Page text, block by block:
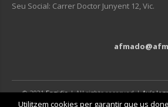
Seu Social: Carrer Doctor Junyent 12, Vic.
© 2021Engidia| All rights reserved |Avís
Política de privacitat
Utilitzem cookies per garantir que us